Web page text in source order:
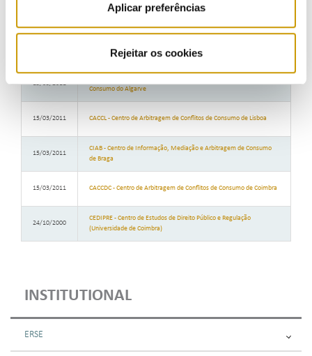
Aplicar preferências
Rejeitar os cookies
INSTITUTIONAL
ERSE
CNCS - Centro Nacional de Cibersegurança
ANMP - Associação Nacional de Municípios Portugueses
15/03/2011
Consumo do Algarve
15/03/2011 CACCL - Centro de Arbitragem de Conflitos de Consumo de Lisboa
15/03/2011
CIAB - Centro de Informação, Mediação e Arbitragem de Consumo
de Braga
15/03/2011 CACCDC - Centro de Arbitragem de Conflitos de Consumo de Coimbra
24/10/2000
CEDIPRE - Centro de Estudos de Direito Público e Regulação
(Universidade de Coimbra)